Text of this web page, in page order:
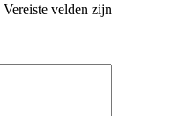
Vereiste velden zijn